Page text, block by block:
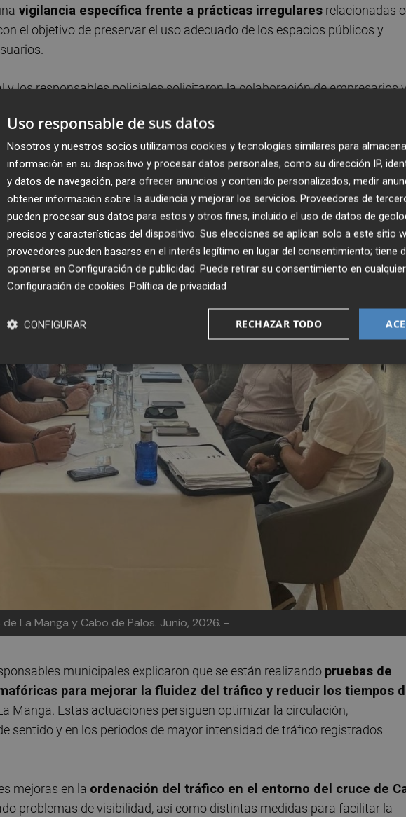
vigilancia específica frente a prácticas irregulares relacionadas
el objetivo de preservar el uso adecuado de los espacios públicos y
y los responsables policiales solicitaron la colaboración de empresarios
de coordinación con los servicios públicos. En este sentido, pidieron
situación de desamparo o vulnerabilidad, no se adopten iniciativas
de enseres o la prestación de servicios asistenciales, sino que se
y a los Servicios Sociales municipales, que disponen de los
una atención integral.
La Manga y Cabo de Palos. Junio, 2026. -
municipales explicaron que se están realizando pruebas de
para mejorar la fluidez del tráfico y reducir los tiempos
Manga. Estas actuaciones persiguen optimizar la circulación,
sentido y en los periodos de mayor intensidad de tráfico registrados
mejoras en la ordenación del tráfico en el entorno del cruce de
problemas de visibilidad, así como distintas medidas para facilitar la
Uso responsable de sus datos
Nosotros y nuestros socios utilizamos cookies y tecnologías similares para
información en su dispositivo y procesar datos personales, como su dirección IP,
y datos de navegación, para ofrecer anuncios y contenido personalizados, medir
obtener información sobre la audiencia y mejorar los servicios. Proveedores de
pueden procesar sus datos para estos y otros fines, incluido el uso de datos de
precisos y características del dispositivo. Sus elecciones se aplican solo a este sitio
proveedores pueden basarse en el interés legítimo en lugar del consentimiento; tiene
oponerse en Configuración de publicidad. Puede retirar su consentimiento en
Configuración de cookies. Política de privacidad
RECHAZAR TODO
CONFIGURAR